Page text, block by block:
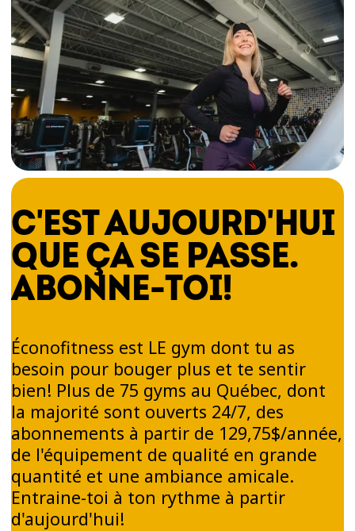
C'EST AUJOURD'HUI
QUE ÇA SE PASSE.
ABONNE-TOI!
Éconofitness est LE gym dont tu as
besoin pour bouger plus et te sentir
bien! Plus de 75 gyms au Québec, dont
la majorité sont ouverts 24/7, des
abonnements à partir de 129,75$/année,
de l'équipement de qualité en grande
quantité et une ambiance amicale.
Entraine-toi à ton rythme à partir
d'aujourd'hui!